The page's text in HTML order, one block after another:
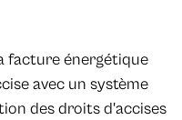
facture énergétique
avec un système
des droits d'accises